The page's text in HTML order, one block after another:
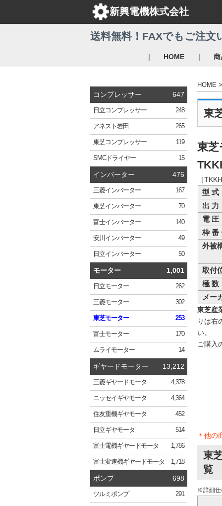
新興電機株式会社
｜ HOME ｜ 商
コンプレッサー 647
日立コンプレッサー 248
アネスト岩田 265
東芝コンプレッサー 119
SMCドライヤー 15
インバーター 476
三菱インバーター 167
東芝インバーター 70
富士インバーター 140
安川 インバーター 49
日立インバーター 50
モーター 1,001
日立モーター 262
三菱モーター 302
東芝モーター 253
富士モーター 170
ムライモーター 14
ギヤードモーター 13,212
三菱ギヤードモータ 4,378
ニッセイギヤモータ 4,364
住友重機ギヤモータ 452
日立ギヤモータ 514
富士電機ギヤードモータ 1,786
富士変速機ギヤードモータ 1,718
ポンプ 698
ツルミ ポンプ 291
送料無料！FAXでもご注文
HOME
東
東芝
［
型 式
出 力
電 圧
枠 番
外被
取付
極 数
メー
東芝産
りは右
い。
ご購入
＊他の
東
覧
※詳細仕